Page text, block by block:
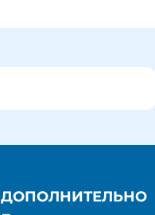
ДОПОЛНИТЕЛЬНО